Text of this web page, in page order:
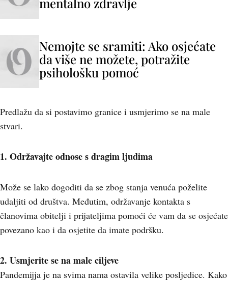
Nemojte se sramiti: Ako osjećate
da više ne možete, potražite
psihološku pomoć
Predlažu da si postavimo granice i usmjerimo se na male
stvari.
1. Održavajte odnose s dragim ljudima
Može se lako dogoditi da se zbog stanja venuća poželite
udaljiti od društva. Međutim, održavanje kontakta s
članovima obitelji i prijateljima pomoći će vam da se osjećate
povezano kao i da osjetite da imate podršku.
2. Usmjerite se na male ciljeve
Pandemijja je na svima nama ostavila velike posljedice. Kako